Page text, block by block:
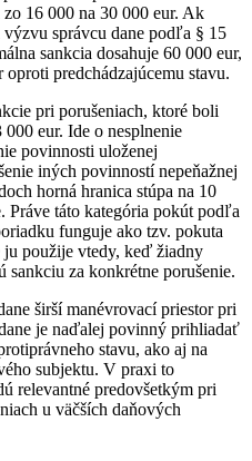
16 000 na 30 000 eur. Ak
správcu dane podľa § 15
sankcia dosahuje 60 000 eur,
oproti predchádzajúcemu stavu.
pri porušeniach, ktoré boli
eur. Ide o nesplnenie
povinnosti uloženej
iných povinností nepeňažnej
horná hranica stúpa na 10
Práve táto kategória pokút podľa
funguje ako tzv. pokuta
ju použije vtedy, keď žiadny
sankciu za konkrétne porušenie.
širší manévrovací priestor pri
je naďalej povinný prihliadať
stavu, ako aj na
subjektu. V praxi to
relevantné predovšetkým pri
u väčších daňových